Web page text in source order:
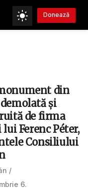
Donează
din
și
de firma
Ferenc Péter,
Consiliului
6.